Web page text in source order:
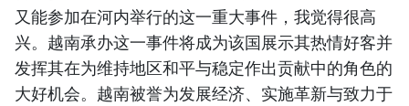
又能参加在河内举行的这一重大事件，我觉得很高
兴。越南承办这一事件将成为该国展示其热情好客并
发挥其在为维持地区和平与稳定作出贡献中的角色的
大好机会。越南被誉为发展经济、实施革新与致力于